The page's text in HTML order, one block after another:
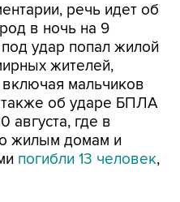
речь идет об
в ночь на 9
удар попал жилой
жителей,
мальчиков
также об ударе БПЛА
августа, где в
жилым домам и
погибли 13 человек,